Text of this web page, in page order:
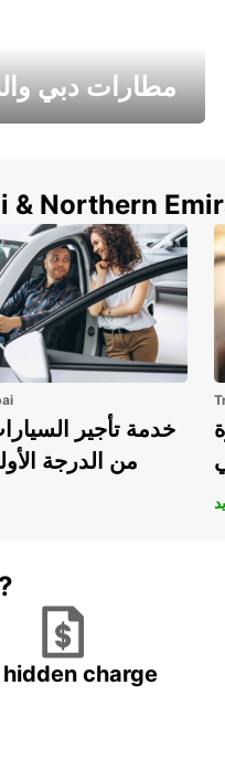
مطارات دبي
& Northern
خدمة تأجير
من الدرجة
hidden charge